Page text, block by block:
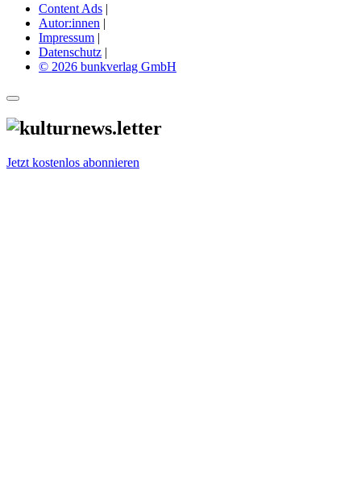
Content Ads |
Autor:innen |
Impressum |
Datenschutz |
© 2026 bunkverlag GmbH
Jetzt kostenlos abonnieren